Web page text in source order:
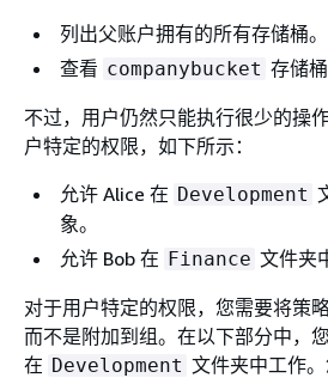
列出父账户拥有的所有存储桶。
查看 companybucket 存储
不过，用户仍然只能执行很少的操
户特定的权限，如下所示：
允许 Alice 在 Development
象。
允许 Bob 在 Finance 文件夹
对于用户特定的权限，您需要将策
而不是附加到组。在以下部分中，
在 Development 文件夹中工作